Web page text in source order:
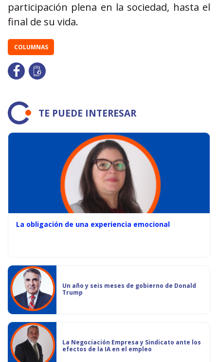
participación plena en la sociedad, hasta el
final de su vida.
COLUMNAS
TE PUEDE INTERESAR
La obligación de una experiencia emocional
Un año y seis meses de gobierno de Donald
Trump
La Negociación Empresa y Sindicato ante los
efectos de la IA en el empleo